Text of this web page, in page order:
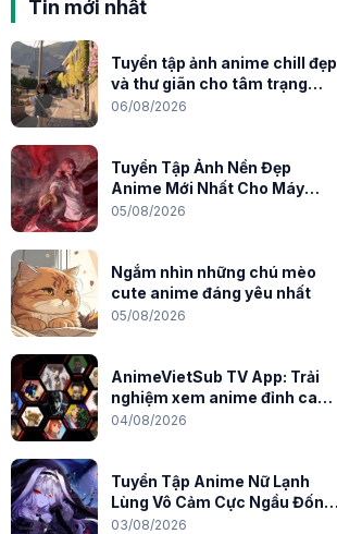
Tin mới nhất
Tuyển tập ảnh anime chill đẹp
và thư giãn cho tâm trạng
2026
06/08/2026
Tuyển Tập Ảnh Nền Đẹp
Anime Mới Nhất Cho Máy
Tính 2026
05/08/2026
Ngắm nhìn những chú mèo
cute anime đáng yêu nhất
05/08/2026
AnimeVietSub TV App: Trải
nghiệm xem anime đỉnh cao
trên PC
04/08/2026
Tuyển Tập Anime Nữ Lạnh
Lùng Vô Cảm Cực Ngầu Đốn
Tim Fan
03/08/2026